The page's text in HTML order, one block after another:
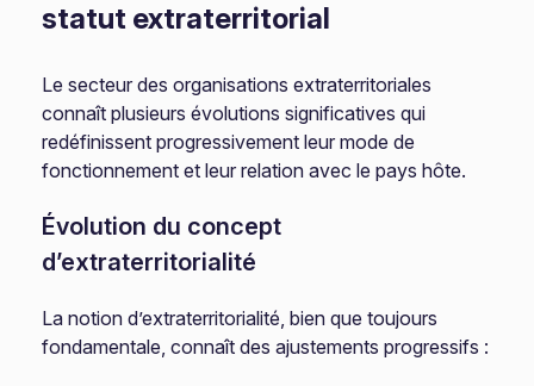
statut extraterritorial
Le secteur des organisations extraterritoriales
connaît plusieurs évolutions significatives qui
redéfinissent progressivement leur mode de
fonctionnement et leur relation avec le pays hôte.
Évolution du concept
d’extraterritorialité
La notion d’extraterritorialité, bien que toujours
fondamentale, connaît des ajustements progressifs :